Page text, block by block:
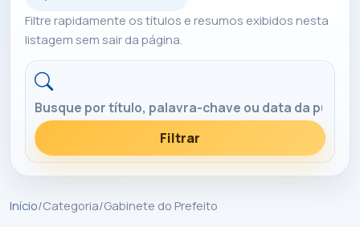
Filtre rapidamente os títulos e resumos exibidos nesta
listagem sem sair da página.
Buscar nesta categoria
Filtrar
Início/Categoria/Gabinete do Prefeito